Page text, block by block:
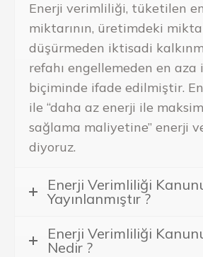
Enerji verimliliği, tüketilen
miktarının, üretimdeki
düşürmeden iktisadi
refahı engellemeden en aza
biçiminde ifade edilmiştir.
ile “daha az enerji ile
sağlama maliyetine” enerji
diyoruz.
Enerji Verimliliği
Yayınlanmıştır ?
Enerji Verimliliği
Nedir ?